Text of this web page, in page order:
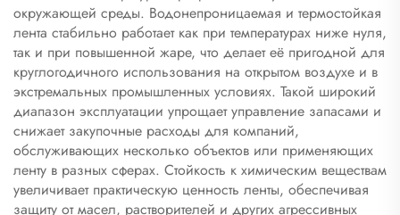
окружающей среды. Водонепроницаемая и термостойкая
лента стабильно работает как при температурах ниже нуля,
так и при повышенной жаре, что делает её пригодной для
круглогодичного использования на открытом воздухе и в
экстремальных промышленных условиях. Такой широкий
диапазон эксплуатации упрощает управление запасами и
снижает закупочные расходы для компаний,
обслуживающих несколько объектов или применяющих
ленту в разных сферах. Стойкость к химическим веществам
увеличивает практическую ценность ленты, обеспечивая
защиту от масел, растворителей и других агрессивных